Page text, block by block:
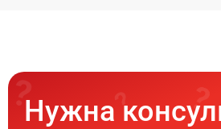
Нужна